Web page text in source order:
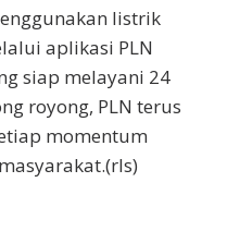
listrik
aplikasi PLN
siap melayani 24
royong, PLN terus
momentum